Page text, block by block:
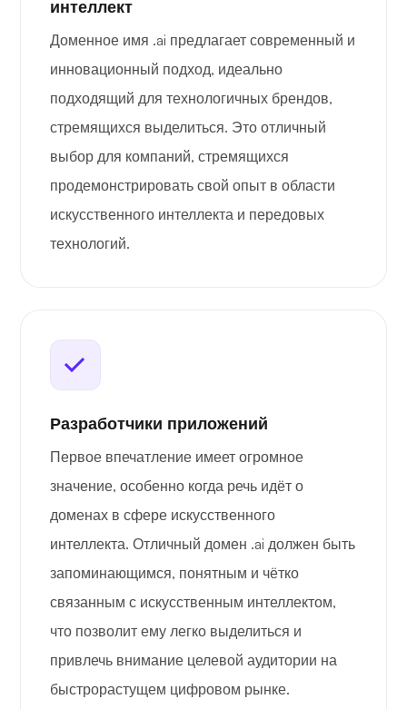
интеллект
Доменное имя .ai предлагает современный и
инновационный подход, идеально
подходящий для технологичных брендов,
стремящихся выделиться. Это отличный
выбор для компаний, стремящихся
продемонстрировать свой опыт в области
искусственного интеллекта и передовых
технологий.
Разработчики приложений
Первое впечатление имеет огромное
значение, особенно когда речь идёт о
доменах в сфере искусственного
интеллекта. Отличный домен .ai должен быть
запоминающимся, понятным и чётко
связанным с искусственным интеллектом,
что позволит ему легко выделиться и
привлечь внимание целевой аудитории на
быстрорастущем цифровом рынке.